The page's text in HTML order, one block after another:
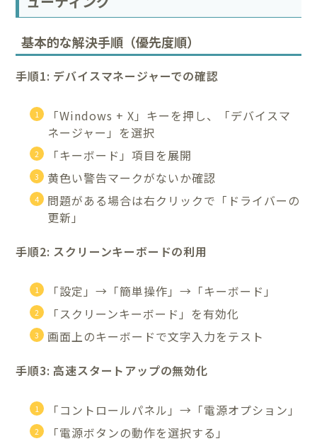
基本的な解決手順（優先度順）
手順1: デバイスマネージャーでの確認
「Windows + X」キーを押し、「デバイスマ
ネージャー」を選択
「キーボード」項目を展開
黄色い警告マークがないか確認
問題がある場合は右クリックで「ドライバーの
更新」
手順2: スクリーンキーボードの利用
「設定」→「簡単操作」→「キーボード」
「スクリーンキーボード」を有効化
画面上のキーボードで文字入力をテスト
手順3: 高速スタートアップの無効化
「コントロールパネル」→「電源オプション」
「電源ボタンの動作を選択する」